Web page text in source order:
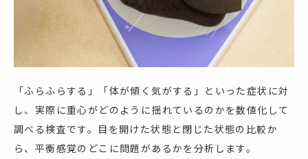
「ふらふらする」「体が傾く気がする」といった症状に対
し、実際に重心がどのように揺れているのかを数値化して
調べる検査です。目を開けた状態と閉じた状態の比較か
ら、平衡感覚のどこに問題があるかを分析します。